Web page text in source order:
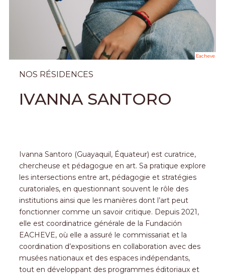
Eacheve
NOS RÉSIDENCES
IVANNA SANTORO
Ivanna Santoro (Guayaquil, Équateur) est curatrice,
chercheuse et pédagogue en art. Sa pratique explore
les intersections entre art, pédagogie et stratégies
curatoriales, en questionnant souvent le rôle des
institutions ainsi que les manières dont l’art peut
fonctionner comme un savoir critique. Depuis 2021,
elle est coordinatrice générale de la Fundación
EACHEVE, où elle a assuré le commissariat et la
coordination d’expositions en collaboration avec des
musées nationaux et des espaces indépendants,
tout en développant des programmes éditoriaux et